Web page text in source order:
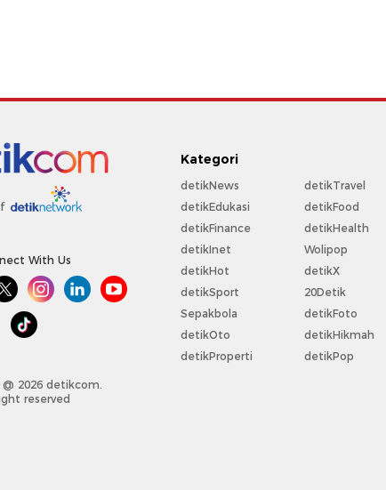
With Us
2026 detikcom.
reserved
Kategori
detikNews
detikEdukasi
detikFinance
detikInet
detikHot
detikSport
Sepakbola
detikOto
detikProperti
detikTravel
detikFood
detikHealth
Wolipop
detikX
20Detik
detikFoto
detikHikmah
detikPop